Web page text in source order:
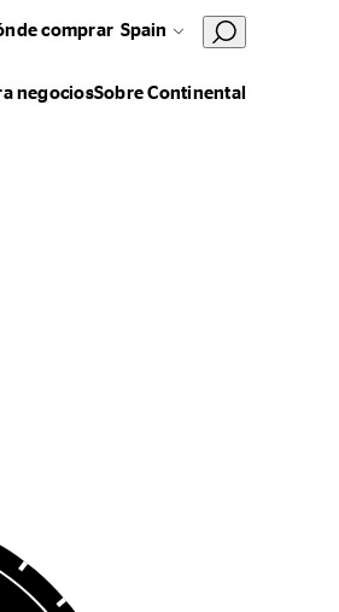
comprar Spain
negociosSobre Continental